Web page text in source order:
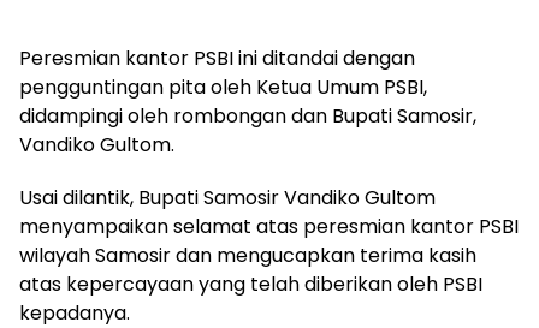
Peresmian kantor PSBI ini ditandai dengan
pengguntingan pita oleh Ketua Umum PSBI,
didampingi oleh rombongan dan Bupati Samosir,
Vandiko Gultom.
Usai dilantik, Bupati Samosir Vandiko Gultom
menyampaikan selamat atas peresmian kantor PSBI
wilayah Samosir dan mengucapkan terima kasih
atas kepercayaan yang telah diberikan oleh PSBI
kepadanya.